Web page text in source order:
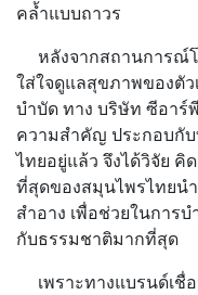
คล้ำแบบถาวร
หลังจากสถานการณ์โ
ใส่ใจดูแลสุขภาพของตั
บำบัด ทาง บริษัท ซีอาร์
ความสำคัญ ประกอบกั
ไทยอยู่แล้ว จึงได้วิจัย
ที่สุดของสมุนไพรไทยน
สำอาง เพื่อช่วยในการ
กับธรรมชาติมากที่สุด
เพราะทางแบรนด์เชื่